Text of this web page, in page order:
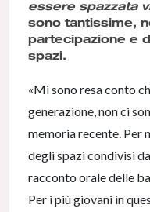
essere spazzata
sono tantissime,
partecipazione e
spazi.
«Mi sono resa conto
generazione, non ci
memoria recente. Per
degli spazi condivisi
racconto orale delle
Per i più giovani in